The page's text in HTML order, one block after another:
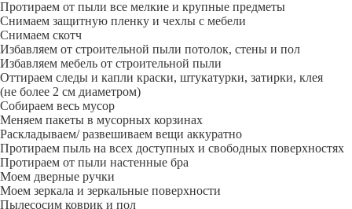
Протираем от пыли все мелкие и крупные предметы
Снимаем защитную пленку и чехлы с мебели
Снимаем скотч
Избавляем от строительной пыли потолок, стены и пол
Избавляем мебель от строительной пыли
Оттираем следы и капли краски, штукатурки, затирки, клея
(не более 2 см диаметром)
Собираем весь мусор
Меняем пакеты в мусорных корзинах
Раскладываем/ развешиваем вещи аккуратно
Протираем пыль на всех доступных и свободных поверхностях
Протираем от пыли настенные бра
Моем дверные ручки
Моем зеркала и зеркальные поверхности
Пылесосим коврик и пол